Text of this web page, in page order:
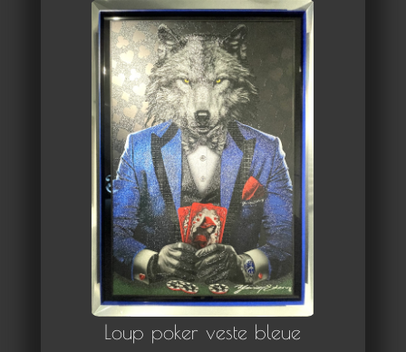
Loup poker veste bleue